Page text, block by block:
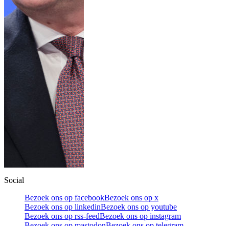
Social
Bezoek ons op facebookBezoek ons op x
Bezoek ons op linkedinBezoek ons op youtube
Bezoek ons op rss-feedBezoek ons op instagram